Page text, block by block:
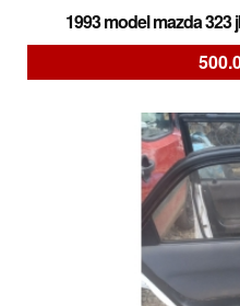
1993 model mazda 323